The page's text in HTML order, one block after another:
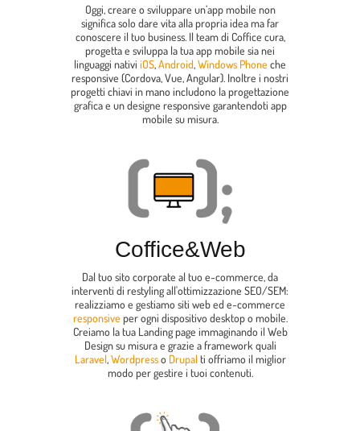
Oggi, creare o sviluppare un’app mobile non
significa solo dare vita alla propria idea ma far
conoscere il tuo business. Il team di Coffice cura,
progetta e sviluppa la tua app mobile sia nei
linguaggi nativi iOS,Android,Windows Phone che
responsive (Cordova, Vue, Angular). Inoltre i nostri
progetti chiavi in mano includono la progettazione
grafica e un designe responsive garantendoti app
mobile su misura.
Coffice&Web
Dal tuo sito corporate al tuo e-commerce, da
interventi di restyling all'ottimizzazione SEO/SEM:
realizziamo e gestiamo siti web ed e-commerce
responsive per ogni dispositivo desktop o mobile.
Creiamo la tua Landing page immaginando il Web
Design su misura e grazie a framework quali
Laravel,Wordpresso Drupalti offriamo il miglior
modo per gestire i tuoi contenuti.